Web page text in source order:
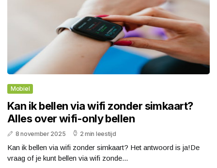
Mobiel
Kan ik bellen via wifi zonder simkaart?
Alles over wifi-only bellen
8 november 2025 2 min leestijd
Kan ik bellen via wifi zonder simkaart? Het antwoord is ja!De
vraag of je kunt bellen via wifi zonde...